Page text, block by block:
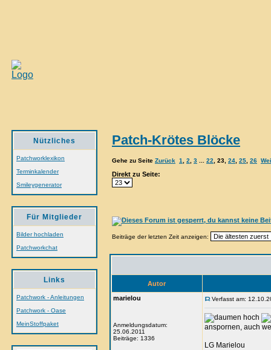
Nützliches
Patchworklexikon
Terminkalender
Smileygenerator
Für Mitglieder
Bilder hochladen
Patchworkchat
Links
Patchwork - Anleitungen
Patchwork - Oase
MeinStoffpaket
Patch-Krötes Blöcke
Gehe zu Seite Zurück 1 2 3 22 23 24 25 26
Direkt zu Seite:
Beiträge der letzten Zeit anzeigen:
Autor
marielou
Anmeldungsdatum:
25.06.2011
Beiträge: 1336
Verfasst am:
anspornen, auch
LG Marielou